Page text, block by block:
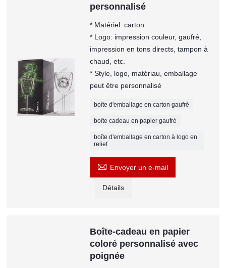
personnalisé
* Matériel: carton
* Logo: impression couleur, gaufré,
impression en tons directs, tampon à
chaud, etc.
* Style, logo, matériau, emballage
peut être personnalisé
boîte d'emballage en carton gaufré
boîte cadeau en papier gaufré
boîte d'emballage en carton à logo en
relief
 Envoyer un e-mail
Détails
Boîte-cadeau en papier
coloré personnalisé avec
poignée